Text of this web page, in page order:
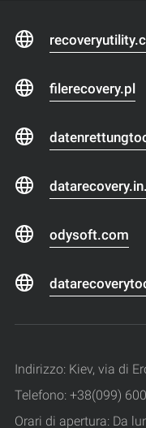
filerecovery.pl
odysoft.com
Indirizzo: Kiev, via di
Telefono: +38(099)
Orari di apertura: Da